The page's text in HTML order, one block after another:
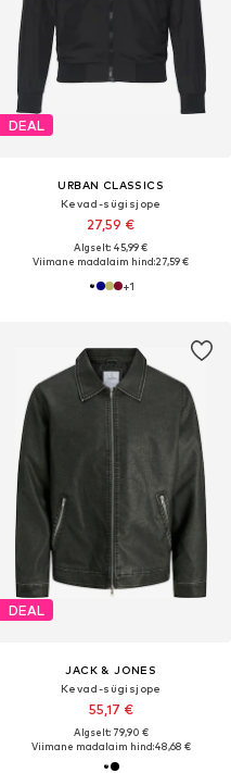
DEAL
URBAN CLASSICS
Kevad-sügisjope
27,59 €
Algselt: 45,99 €
Viimane madalaim hind:27,59 €
+1
DEAL
JACK & JONES
Kevad-sügisjope
55,17 €
Algselt: 79,90 €
Viimane madalaim hind:48,68 €